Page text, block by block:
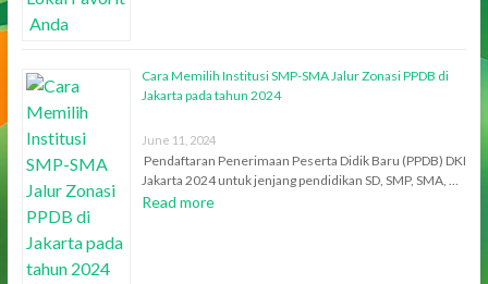
Cara Memilih Institusi SMP-SMA Jalur Zonasi PPDB di
Jakarta pada tahun 2024
June 11, 2024
Pendaftaran Penerimaan Peserta Didik Baru (PPDB) DKI
Jakarta 2024 untuk jenjang pendidikan SD, SMP, SMA, …
Read more